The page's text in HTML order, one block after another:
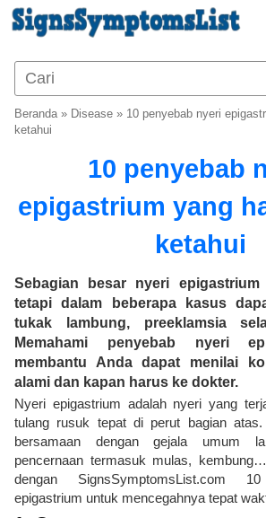
Beranda» Disease » 10 penyebab nyeri
ketahui
10 penyebab
epigastrium yang
ketahui
Sebagian besar nyeri epigastrium
tetapi dalam beberapa kasus
tukak lambung, preeklamsia
Memahami penyebab nyeri
membantu Anda dapat menilai
alami dan kapan harus ke dokter.
Nyeri epigastrium adalah nyeri yang
tulang rusuk tepat di perut bagian
bersamaan dengan gejala umum
pencernaan termasuk mulas,
dengan SignsSymptomsList.com
epigastrium untuk mencegahnya tepat